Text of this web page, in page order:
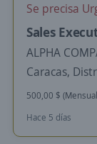
Se precisa
Sales
ALPHA
Caracas,
500,00 $
Hace 5 días